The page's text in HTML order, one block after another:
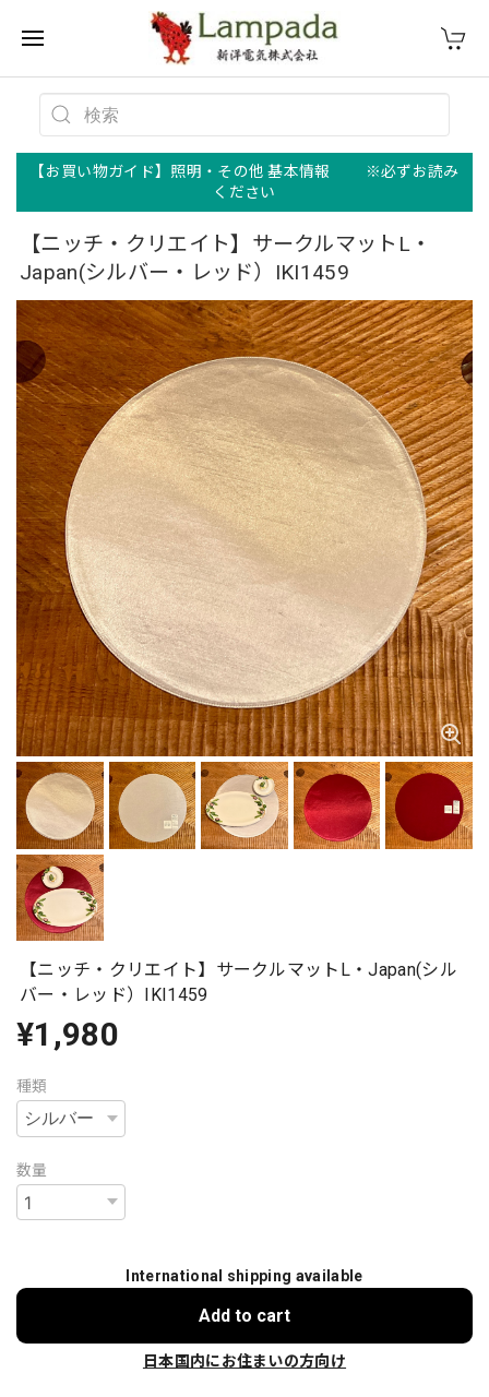
【お買い物ガイド】照明・その他 基本情報 ※必ずお読み
ください
【ニッチ・クリエイト】サークルマットL・
Japan(シルバー・レッド）IKI1459
【ニッチ・クリエイト】サークルマットL・Japan(シル
バー・レッド）IKI1459
¥1,980
種類
数量
International shipping available
Add to cart
日本国内にお住まいの方向け